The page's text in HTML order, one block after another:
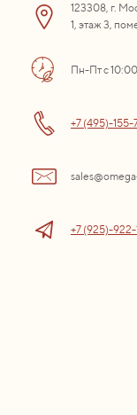
123308, г.
1, этаж 3,
Пн-Пт с
+7 (495)-155-
+7 (925)-